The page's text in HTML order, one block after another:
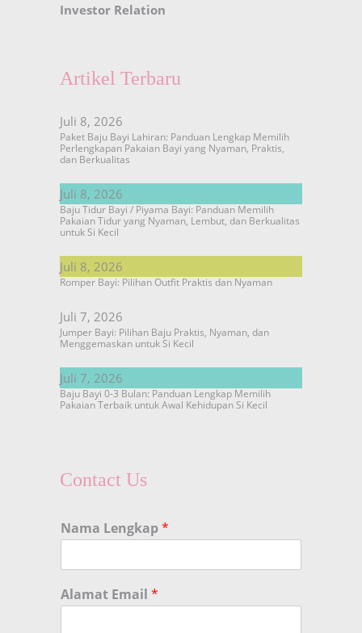
Investor Relation
Artikel Terbaru
Juli 8, 2026
Paket Baju Bayi Lahiran: Panduan Lengkap Memilih
Perlengkapan Pakaian Bayi yang Nyaman, Praktis,
dan Berkualitas
Juli 8, 2026
Baju Tidur Bayi / Piyama Bayi: Panduan Memilih
Pakaian Tidur yang Nyaman, Lembut, dan Berkualitas
untuk Si Kecil
Juli 8, 2026
Romper Bayi: Pilihan Outfit Praktis dan Nyaman
Juli 7, 2026
Jumper Bayi: Pilihan Baju Praktis, Nyaman, dan
Menggemaskan untuk Si Kecil
Juli 7, 2026
Baju Bayi 0-3 Bulan: Panduan Lengkap Memilih
Pakaian Terbaik untuk Awal Kehidupan Si Kecil
Contact Us
Nama Lengkap*
Alamat Email *